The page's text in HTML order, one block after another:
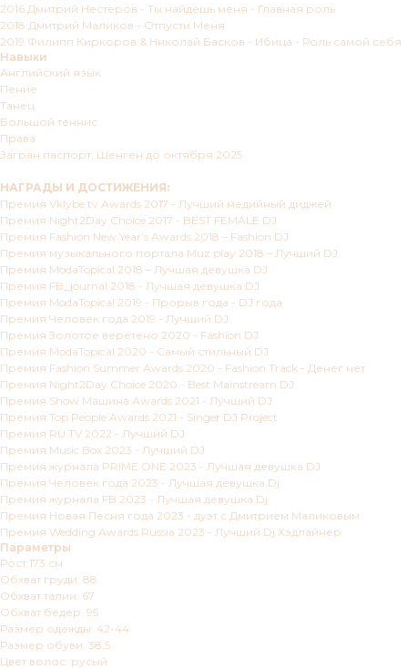
2016 Дмитрий Нестеров - Ты найдешь меня - Главная роль
2018 Дмитрий Маликов - Отпусти Меня
2019 Филипп Киркоров & Николай Басков - Ибица - Роль самой себя
Навыки
Английский язык
Пение
Танец
Большой теннис
Права
Загран паспорт, Шенген до октября 2025
НАГРАДЫ И ДОСТИЖЕНИЯ:
Премия Vklybe.tv Awards 2017 - Лучший медийный диджей
Премия Night2Day Choice 2017 - BEST FEMALE DJ
Премия Fashion New Year’s Awards 2018 – Fashion DJ
Премия музыкального портала Muz.play 2018 – Лучший DJ
Премия ModaTopical 2018 – Лучшая девушка DJ
Премия FB_journal 2018 - Лучшая девушка DJ
Премия ModaTopical 2019 - Прорыв года - DJ года
Премия Человек года 2019 - Лучший DJ
Премия Золотое веретено 2020 - Fashion DJ
Премия ModaTopical 2020 - Самый стильный DJ
Премия Fashion Summer Awards 2020 - Fashion Track - Денег нет
Премия Night2Day Choice 2020 - Best Mainstream DJ
Премия Show Машина Awards 2021 - Лучший DJ
Премия Top People Awards 2021 - Singer DJ Project
Премия RU.TV 2022 - Лучший DJ
Премия Music Box 2023 - Лучший DJ
Премия журнала PRIME ONE 2023 - Лучшая девушка DJ
Премия Человек года 2023 - Лучшая девушка Dj
Премия журнала FB 2023 - Лучшая девушка Dj
Премия Новая Песня года 2023 - дуэт с Дмитрием Маликовым
Премия Wedding Awards Russia 2023 - Лучший Dj Хэдлайнер
Параметры
Рост:173 см
Обхват груди: 88
Обхват талии: 67
Обхват бедер: 95
Размер одежды: 42-44
Размер обуви: 38,5
Цвет волос: русый